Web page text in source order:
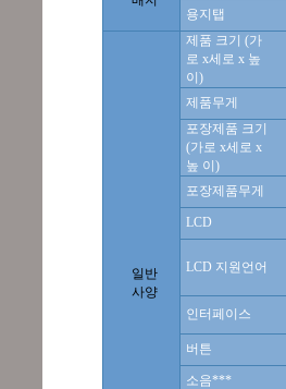
용지탭
일반
사양
제품 크기 (가
로 x세로 x 높
이)
제품무게
포장제품 크기
(가로 x세로 x
높 이)
포장제품무게
LCD
LCD 지원언어
인터페이스
버튼
소음***